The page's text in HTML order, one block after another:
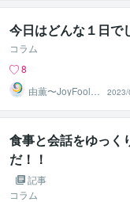
今日はどんな１日で
コラム
8
由薫〜JoyFool O
RACLE〜
2023/
食事と会話をゆっく
だ！！
記事
コラム